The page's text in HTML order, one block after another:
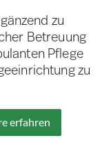
zu
Betreuung
Pflege
zu
erfahren